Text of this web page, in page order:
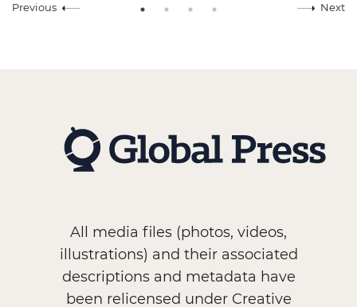
Previous Next
All media files (photos, videos,
illustrations) and their associated
descriptions and metadata have
been relicensed under Creative